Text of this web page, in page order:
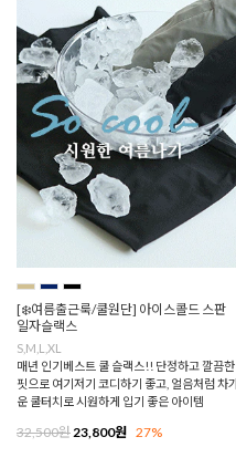
[❄️여름출근룩/쿨원단] 아이스콜드 스판
일자슬랙스
S,M,L,XL
매년 인기베스트 쿨 슬랙스!! 단정하고 깔끔한
핏으로 여기저기 코디하기 좋고, 얼음처럼 차
운 쿨터치로 시원하게 입기 좋은 아이템
32,500원23,800원 27%